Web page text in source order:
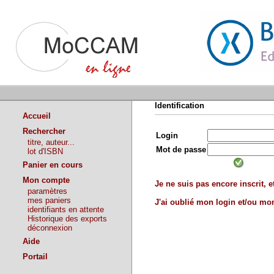
Accueil
Rechercher
titre, auteur...
lot d'ISBN
Panier en cours
Mon compte
paramètres
mes paniers
identifiants en attente
Historique des exports
déconnexion
Aide
Portail
Identification
Login
Mot de passe
Je ne suis pas encore inscrit,
J'ai oublié mon login et/ou